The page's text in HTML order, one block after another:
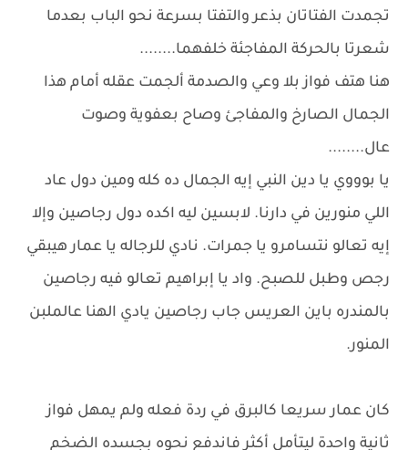
تجمدت الفتاتان بذعر والتفتا بسرعة نحو الباب بعدما
شعرتا بالحركة المفاجئة خلفهما........
هنا هتف فواز بلا وعي والصدمة ألجمت عقله أمام هذا
الجمال الصارخ والمفاجئ وصاح بعفوية وصوت
عال........
يا بوووي يا دين النبي إيه الجمال ده كله ومين دول عاد
اللي منورين في دارنا. لابسين ليه اكده دول رجاصين وإلا
إيه تعالو نتسامرو يا جمرات. نادي للرجاله يا عمار هيبقي
رجص وطبل للصبح. واد يا إبراهيم تعالو فيه رجاصين
بالمندره باين العريس جاب رجاصين يادي الهنا عالملبن
المنور.
كان عمار سريعا كالبرق في ردة فعله ولم يمهل فواز
ثانية واحدة ليتأمل أكثر فاندفع نحوه بجسده الضخم